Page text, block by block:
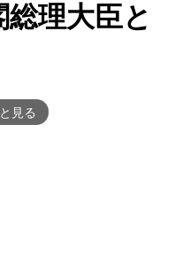
理大臣と
見る